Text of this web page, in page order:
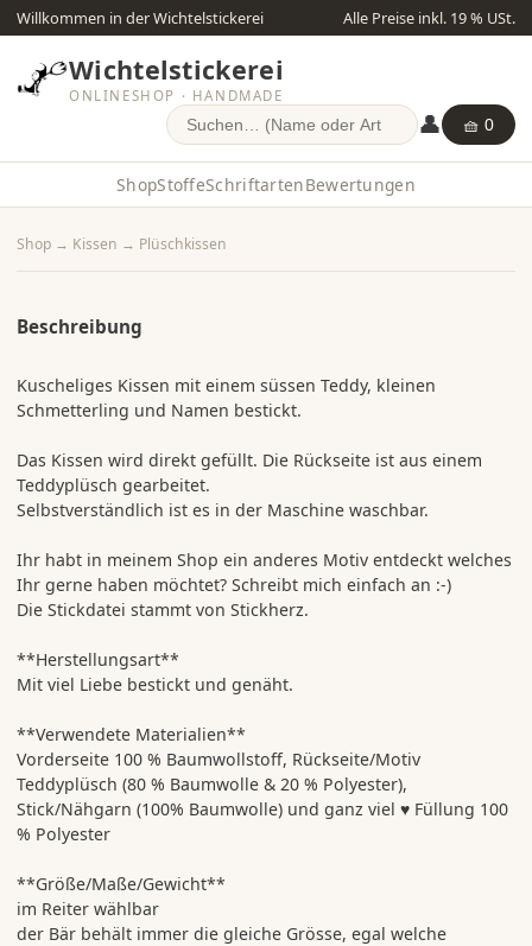
Willkommen in der Wichtelstickerei Alle Preise inkl. 19 % USt.
Wichtelstickerei
ONLINESHOP · HANDMADE
👤 🧺 0
ShopStoffeSchriftartenBewertungen
Shop → Kissen → Plüschkissen
Beschreibung
Kuscheliges Kissen mit einem süssen Teddy, kleinen
Schmetterling und Namen bestickt.
Das Kissen wird direkt gefüllt. Die Rückseite ist aus einem
Teddyplüsch gearbeitet.
Selbstverständlich ist es in der Maschine waschbar.
Ihr habt in meinem Shop ein anderes Motiv entdeckt welches
Ihr gerne haben möchtet? Schreibt mich einfach an :-)
Die Stickdatei stammt von Stickherz.
**Herstellungsart**
Mit viel Liebe bestickt und genäht.
**Verwendete Materialien**
Vorderseite 100 % Baumwollstoff, Rückseite/Motiv
Teddyplüsch (80 % Baumwolle & 20 % Polyester),
Stick/Nähgarn (100% Baumwolle) und ganz viel ♥ Füllung 100
% Polyester
**Größe/Maße/Gewicht**
im Reiter wählbar
der Bär behält immer die gleiche Grösse, egal welche